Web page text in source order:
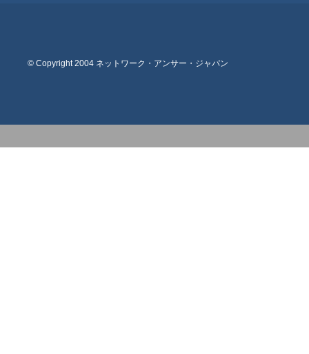
© Copyright 2004 ネットワーク・アンサー・ジャパン